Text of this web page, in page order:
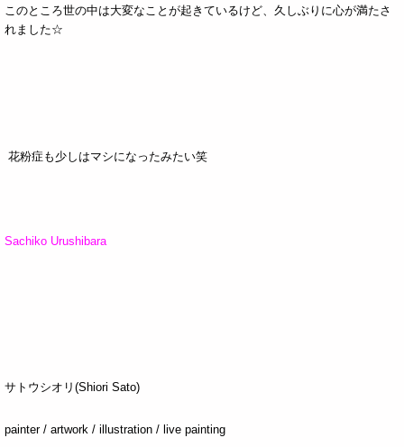
このところ世の中は大変なことが起きているけど、久しぶりに心が満たさ
れました☆
花粉症も少しはマシになったみたい笑
Sachiko Urushibara
サトウシオリ(Shiori Sato)
painter / artwork / illustration / live painting